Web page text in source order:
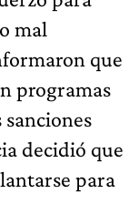
mal
que
programas
decidió que
para